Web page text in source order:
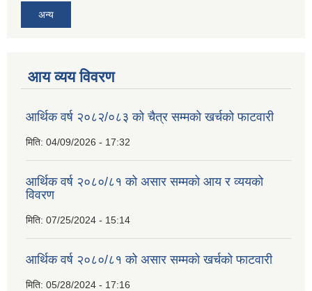
अन्य
आय व्यय विवरण
आर्थिक वर्ष २०८२/०८३ को चैत्र सम्मको खर्चको फाटवारी
मिति: 04/09/2026 - 17:32
आर्थिक वर्ष २०८०/८१ को असार सम्मको आय र व्ययको
विवरण
मिति: 07/25/2024 - 15:14
आर्थिक वर्ष २०८०/८१ को असार सम्मको खर्चको फाटवारी
मिति: 05/28/2024 - 17:16